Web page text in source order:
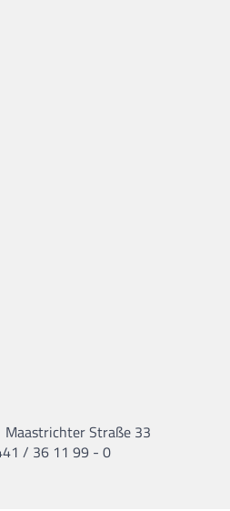
Maastrichter Straße 33
/ 36 11 99 - 0